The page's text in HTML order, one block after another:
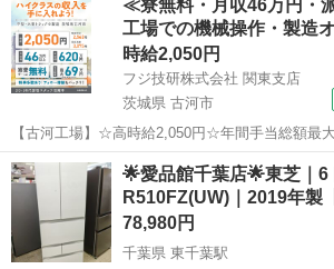
≪寮無料・月収46万円・
工場での機械操作・製造
時給2,050円
フジ技研株式会社 関東支店
茨城県 古河市
【古河工場】☆高時給2,050円☆年間手当総額最
当総額169万円☆年収630万円可☆寮費無料☆大手
の組立組付のお仕事☆自動車業界経験者積極採用
収500万円が目指せる...
茨城 古河市 その他
🌟愛品館千葉店🌟東芝｜
R510FZ(UW)｜2019年製
78,980円
千葉県 東千葉駅